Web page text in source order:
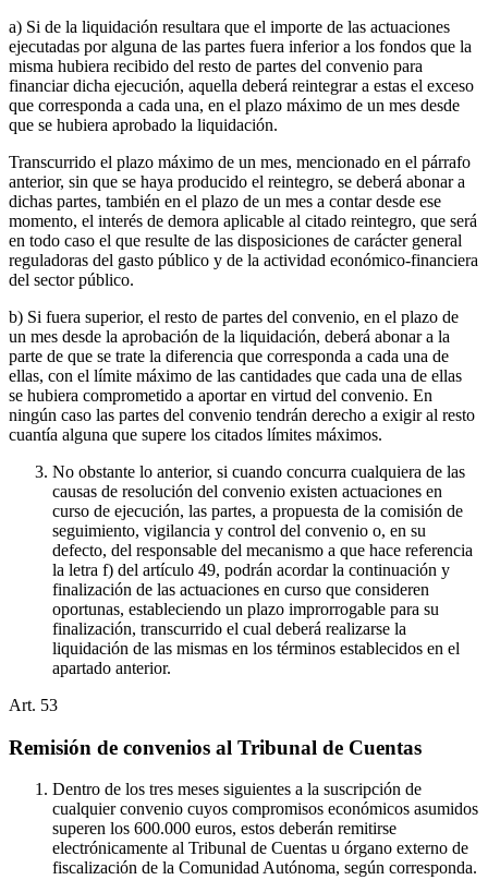
a) Si de la liquidación resultara que el importe de las actuaciones
ejecutadas por alguna de las partes fuera inferior a los fondos que la
misma hubiera recibido del resto de partes del convenio para
financiar dicha ejecución, aquella deberá reintegrar a estas el exceso
que corresponda a cada una, en el plazo máximo de un mes desde
que se hubiera aprobado la liquidación.
Transcurrido el plazo máximo de un mes, mencionado en el párrafo
anterior, sin que se haya producido el reintegro, se deberá abonar a
dichas partes, también en el plazo de un mes a contar desde ese
momento, el interés de demora aplicable al citado reintegro, que será
en todo caso el que resulte de las disposiciones de carácter general
reguladoras del gasto público y de la actividad económico-financiera
del sector público.
b) Si fuera superior, el resto de partes del convenio, en el plazo de
un mes desde la aprobación de la liquidación, deberá abonar a la
parte de que se trate la diferencia que corresponda a cada una de
ellas, con el límite máximo de las cantidades que cada una de ellas
se hubiera comprometido a aportar en virtud del convenio. En
ningún caso las partes del convenio tendrán derecho a exigir al resto
cuantía alguna que supere los citados límites máximos.
No obstante lo anterior, si cuando concurra cualquiera de las
causas de resolución del convenio existen actuaciones en
curso de ejecución, las partes, a propuesta de la comisión de
seguimiento, vigilancia y control del convenio o, en su
defecto, del responsable del mecanismo a que hace referencia
la letra f) del artículo 49, podrán acordar la continuación y
finalización de las actuaciones en curso que consideren
oportunas, estableciendo un plazo improrrogable para su
finalización, transcurrido el cual deberá realizarse la
liquidación de las mismas en los términos establecidos en el
apartado anterior.
Art. 53
Remisión de convenios al Tribunal de Cuentas
Dentro de los tres meses siguientes a la suscripción de
cualquier convenio cuyos compromisos económicos asumidos
superen los 600.000 euros, estos deberán remitirse
electrónicamente al Tribunal de Cuentas u órgano externo de
fiscalización de la Comunidad Autónoma, según corresponda.